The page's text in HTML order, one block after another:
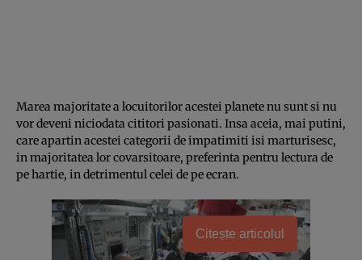
Marea majoritate a locuitorilor acestei planete nu sunt si nu
vor deveni niciodata cititori pasionati. Insa aceia, mai putini,
care apartin acestei categorii de impatimiti isi marturisesc,
in majoritatea lor covarsitoare, preferinta pentru lectura de
pe hartie, in detrimentul celei de pe ecran.
Citește articolul